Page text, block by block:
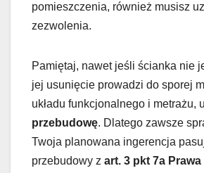
pomieszczenia, również musisz
zezwolenia.
Pamiętaj, nawet jeśli ścianka nie
jej usunięcie prowadzi do sporej
układu funkcjonalnego i metrażu,
przebudowę. Dlatego zawsze
Twoja planowana ingerencja
przebudowy z art. 3 pkt 7a